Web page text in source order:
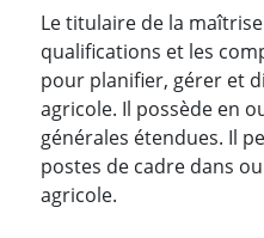
Le titulaire de la
qualifications et les
pour planifier, gérer et
agricole. Il possède en
générales étendues. Il
postes de cadre dans
agricole.